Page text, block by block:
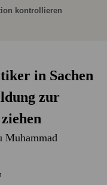
kontrollieren
in Sachen
zur
Muhammad